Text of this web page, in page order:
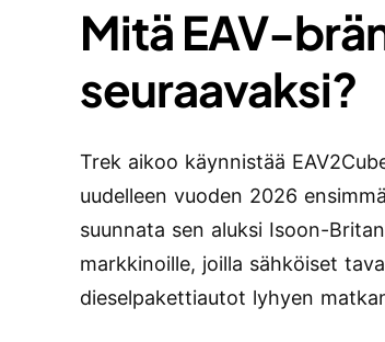
Mitä EAV-
seuraavaksi?
Trek aikoo käynnistää
uudelleen vuoden 2026
suunnata sen aluksi Isoon-
markkinoille, joilla sähköiset
dieselpakettiautot lyhyen